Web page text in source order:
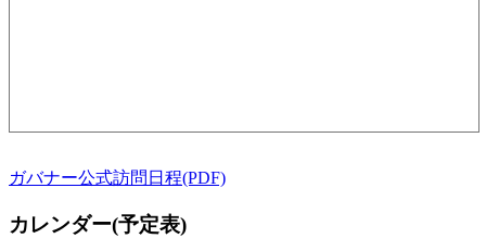
ガバナー公式訪問日程(PDF)
カレンダー(予定表)